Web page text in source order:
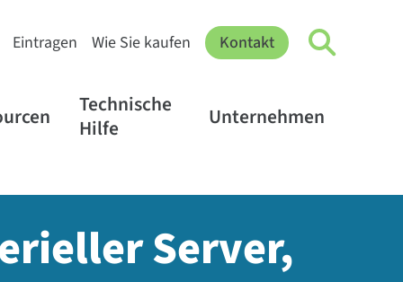
Eintragen Wie Sie kaufen Kontakt
Technische
Hilfe
Unternehmen
Server,